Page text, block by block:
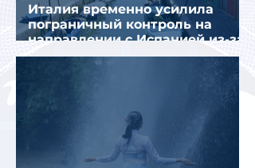
Италия временно усилила
пограничный контроль на
направлении с Испанией из-за
миграционного кризиса